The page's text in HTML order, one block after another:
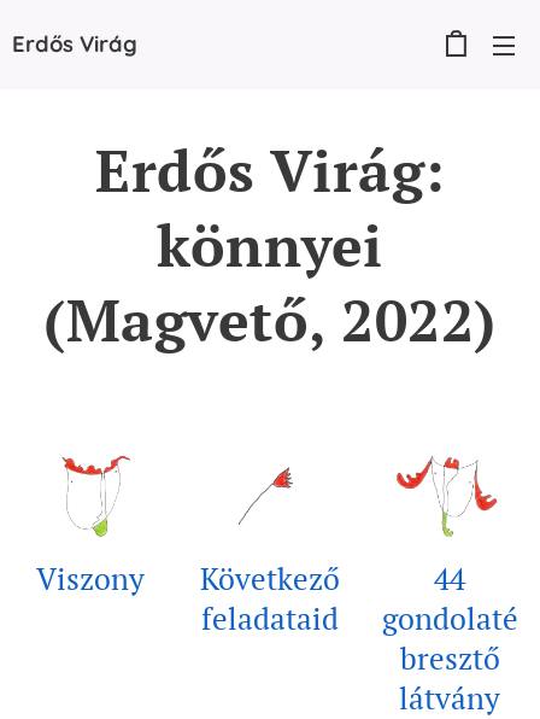
Erdős Virág
Erdős Virág:
könnyei
(Magvető, 2022)
Viszony
Következő
feladataid
44
gondolaté
bresztő
látvány